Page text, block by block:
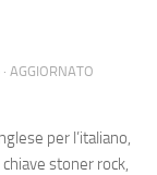
· AGGIORNATO
per l’italiano,
stoner rock,